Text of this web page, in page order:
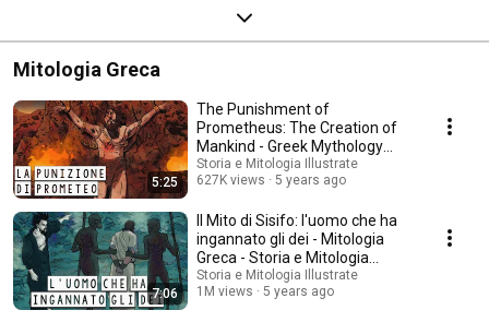
Mitologia Greca
5:25
The Punishment of
Prometheus: The Creation of
Mankind - Greek Mythology
(Comics) History and Myth...
Storia e Mitologia Illustrate
627K views
5 years ago
7:06
Il Mito di Sisifo: l'uomo che ha
ingannato gli dei - Mitologia
Greca - Storia e Mitologia
Illustrate
Storia e Mitologia Illustrate
1M views
5 years ago